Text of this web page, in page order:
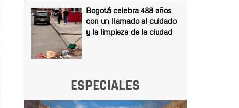
Bogotá celebra 488 años
con un llamado al cuidado
y la limpieza de la ciudad
ESPECIALES